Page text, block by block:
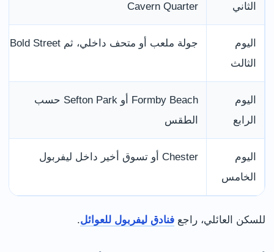
الثاني
Cavern Quarter
اليوم
الثالث
جولة ملعب أو متحف داخلي، ثم Bold Street
اليوم
الرابع
Formby Beach أو Sefton Park حسب
الطقس
اليوم
الخامس
Chester أو تسوق أخير داخل ليفربول
للسكن العائلي، راجع فنادق ليفربول للعوائل.